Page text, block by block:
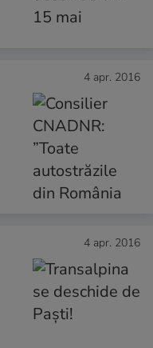
4 apr. 2016
4 apr. 2016